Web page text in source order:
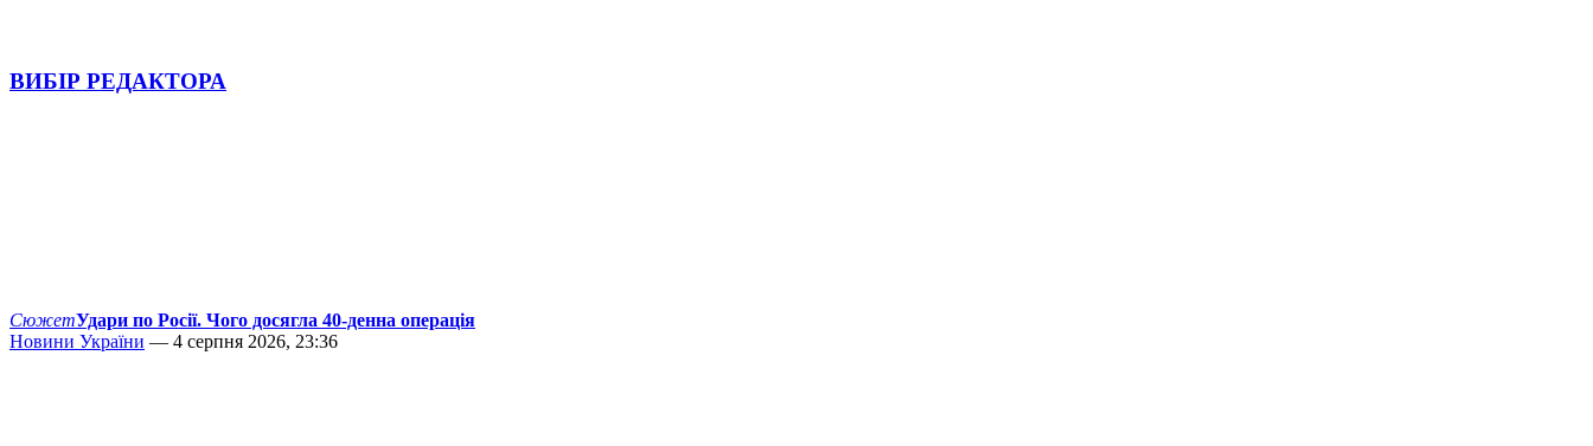
ВИБІР РЕДАКТОРА
СюжетУдари по Росії. Чого досягла 40-денна операція
Новини України — 4 серпня 2026, 23:36